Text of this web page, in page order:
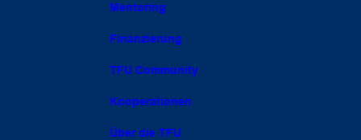
Mentoring
Finanzierung
TFU Community
Kooperationen
Über die TFU